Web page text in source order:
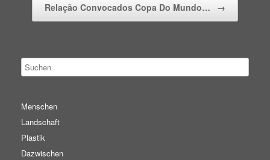
Relação Convocados Copa Do Mundo… →
Menschen
Landschaft
Plastik
Dazwischen